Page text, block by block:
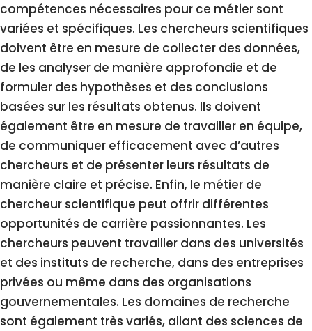
compétences nécessaires pour ce métier sont
variées et spécifiques. Les chercheurs scientifiques
doivent être en mesure de collecter des données,
de les analyser de manière approfondie et de
formuler des hypothèses et des conclusions
basées sur les résultats obtenus. Ils doivent
également être en mesure de travailler en équipe,
de communiquer efficacement avec d’autres
chercheurs et de présenter leurs résultats de
manière claire et précise. Enfin, le métier de
chercheur scientifique peut offrir différentes
opportunités de carrière passionnantes. Les
chercheurs peuvent travailler dans des universités
et des instituts de recherche, dans des entreprises
privées ou même dans des organisations
gouvernementales. Les domaines de recherche
sont également très variés, allant des sciences de